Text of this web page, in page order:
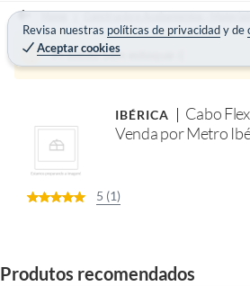
a
o
Revisa nuestras políticas de privacidadyde
Aceptar cookies
Home Construção e Acabamentos -
Produto sem estoque :(
IBÉRICA
Cabo
Venda por Metro
5 (1)
Produtos recomendados